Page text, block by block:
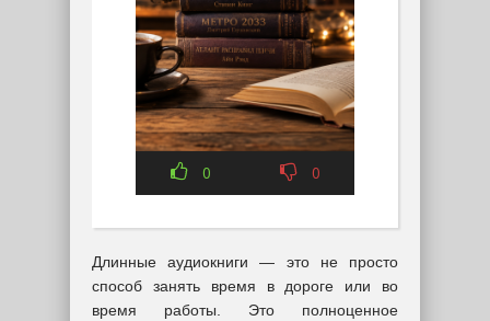
0 0
Длинные аудиокниги — это не просто
способ занять время в дороге или во
время работы. Это полноценное